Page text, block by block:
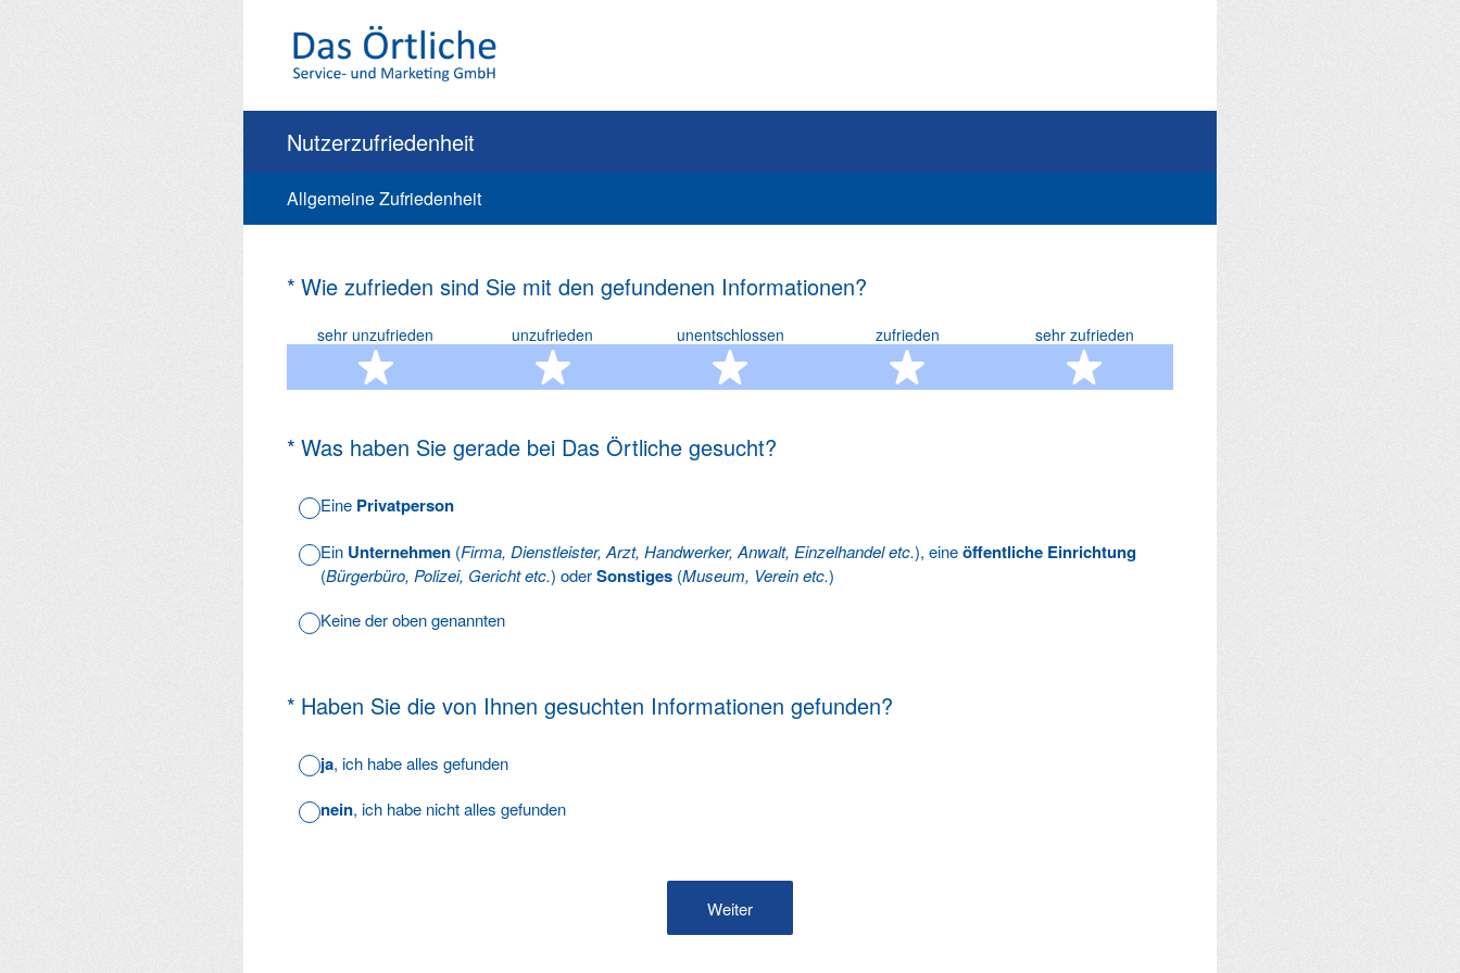
Nutzerzufriedenheit
Allgemeine Zufriedenheit
* Wie zufrieden sind Sie mit den gefundenen Informationen?
(Erforderlich.)
sehr unzufrieden
1 Stern
unzufrieden
2 Sterne
unentschlossen
3 Sterne
zufrieden
4 Sterne
sehr zufrieden
5 Sterne
* Was haben Sie gerade bei Das Örtliche gesucht?
(Erforderlich.)
Eine Privatperson
Ein Unternehmen (Firma, Dienstleister, Arzt, Handwerker, Anwalt, Einzelhandel etc.), eineöffentliche Einrichtung
(Bürgerbüro, Polizei, Gericht etc.) oderSonstiges (Museum, Verein etc.)
Keine der oben genannten
* Haben Sie die von Ihnen gesuchten Informationen gefunden?
(Erforderlich.)
ja, ich habe alles gefunden
nein, ich habe nicht alles gefunden
Weiter